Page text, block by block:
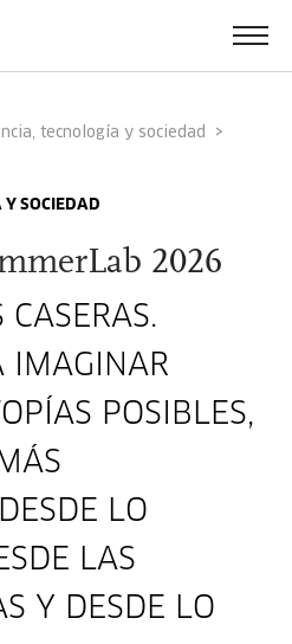
tecnología y sociedad
Y SOCIEDAD
2026
CASERAS.
IMAGINAR
POSIBLES,
LO
LAS
Y DESDE LO